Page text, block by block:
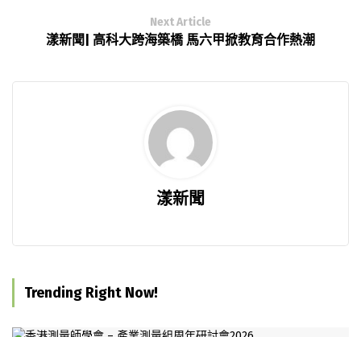
Next Article
漾新聞| 高科大跨海築橋 馬六甲掀教育合作熱潮
漾新聞
Trending Right Now!